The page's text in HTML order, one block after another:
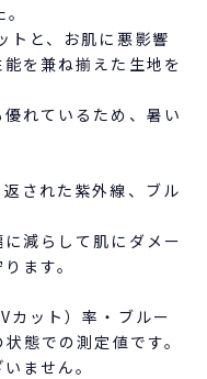
トと、お肌に悪影響
を兼ね揃えた生地を
れているため、暑い
された紫外線、ブル
減らして肌にダメー
ます。
カット）率・ブルー
態での測定値です。
ません。